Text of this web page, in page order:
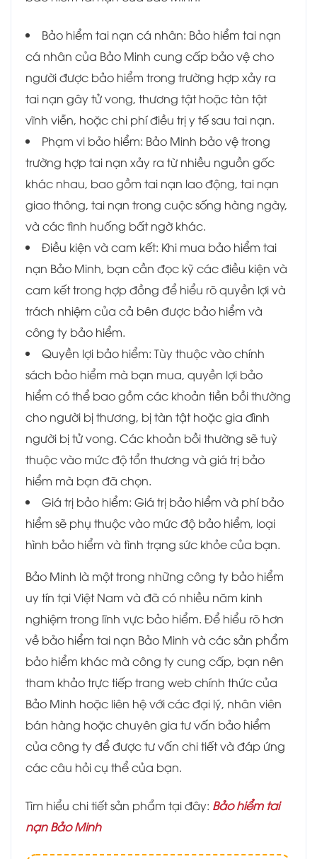
Bảo hiểm tai nạn cá nhân: Bảo hiểm tai nạn
cá nhân của Bảo Minh cung cấp bảo vệ cho
người được bảo hiểm trong trường hợp xảy ra
tai nạn gây tử vong, thương tật hoặc tàn tật
vĩnh viễn, hoặc chi phí điều trị y tế sau tai nạn.
Phạm vi bảo hiểm: Bảo Minh bảo vệ trong
trường hợp tai nạn xảy ra từ nhiều nguồn gốc
khác nhau, bao gồm tai nạn lao động, tai nạn
giao thông, tai nạn trong cuộc sống hàng ngày,
và các tình huống bất ngờ khác.
Điều kiện và cam kết: Khi mua bảo hiểm tai
nạn Bảo Minh, bạn cần đọc kỹ các điều kiện và
cam kết trong hợp đồng để hiểu rõ quyền lợi và
trách nhiệm của cả bên được bảo hiểm và
công ty bảo hiểm.
Quyền lợi bảo hiểm: Tùy thuộc vào chính
sách bảo hiểm mà bạn mua, quyền lợi bảo
hiểm có thể bao gồm các khoản tiền bồi thường
cho người bị thương, bị tàn tật hoặc gia đình
người bị tử vong. Các khoản bồi thường sẽ tuỳ
thuộc vào mức độ tổn thương và giá trị bảo
hiểm mà bạn đã chọn.
Giá trị bảo hiểm: Giá trị bảo hiểm và phí bảo
hiểm sẽ phụ thuộc vào mức độ bảo hiểm, loại
hình bảo hiểm và tình trạng sức khỏe của bạn.
Bảo Minh là một trong những công ty bảo hiểm
uy tín tại Việt Nam và đã có nhiều năm kinh
nghiệm trong lĩnh vực bảo hiểm. Để hiểu rõ hơn
về bảo hiểm tai nạn Bảo Minh và các sản phẩm
bảo hiểm khác mà công ty cung cấp, bạn nên
tham khảo trực tiếp trang web chính thức của
Bảo Minh hoặc liên hệ với các đại lý, nhân viên
bán hàng hoặc chuyên gia tư vấn bảo hiểm
của công ty để được tư vấn chi tiết và đáp ứng
các câu hỏi cụ thể của bạn.
Tìm hiểu chi tiết sản phẩm tại đây: Bảo hiểm tai
nạn Bảo Minh